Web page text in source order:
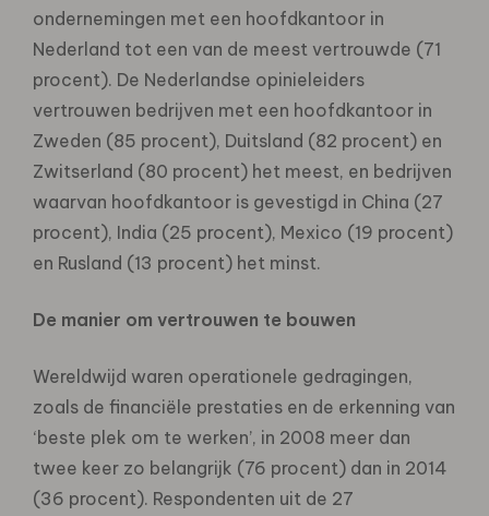
ondernemingen met een hoofdkantoor in
Nederland tot een van de meest vertrouwde (71
procent). De Nederlandse opinieleiders
vertrouwen bedrijven met een hoofdkantoor in
Zweden (85 procent), Duitsland (82 procent) en
Zwitserland (80 procent) het meest, en bedrijven
waarvan hoofdkantoor is gevestigd in China (27
procent), India (25 procent), Mexico (19 procent)
en Rusland (13 procent) het minst.
De manier om vertrouwen te bouwen
Wereldwijd waren operationele gedragingen,
zoals de financiële prestaties en de erkenning van
‘beste plek om te werken’, in 2008 meer dan
twee keer zo belangrijk (76 procent) dan in 2014
(36 procent). Respondenten uit de 27